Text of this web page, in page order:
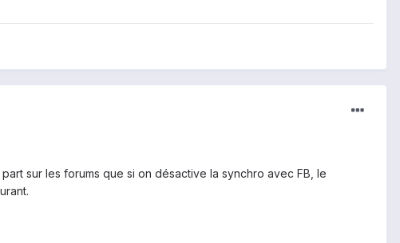
sur les forums que si on désactive la synchro avec FB, le